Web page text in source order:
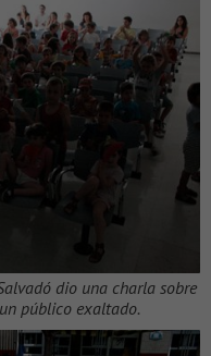
dio una charla sobre
público exaltado.